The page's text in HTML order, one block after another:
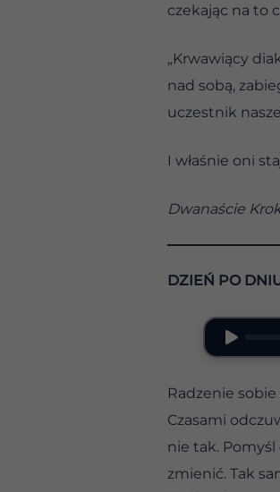
czekając na to
„Krwawiący
nad sobą,
uczestnik
I właśnie oni
Dwanaście
DZIEŃ PO
Radzenie
Czasami
nie tak. Pomyśl
zmienić. Tak